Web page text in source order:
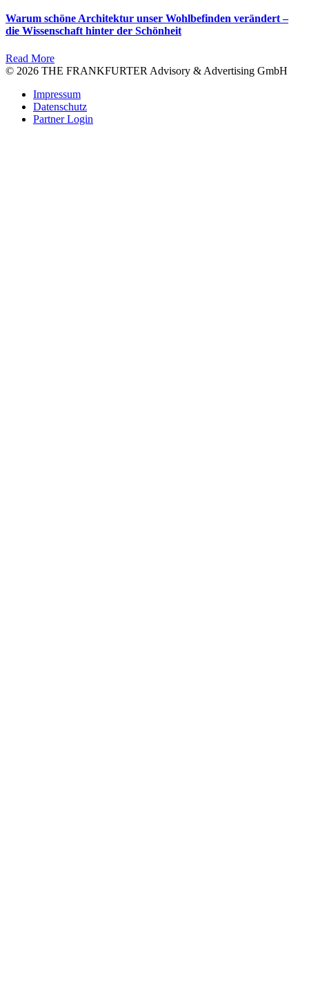
Warum schöne Architektur unser Wohlbefinden verändert –
die Wissenschaft hinter der Schönheit
Read More
© 2026 THE FRANKFURTER Advisory & Advertising GmbH
Impressum
Datenschutz
Partner Login